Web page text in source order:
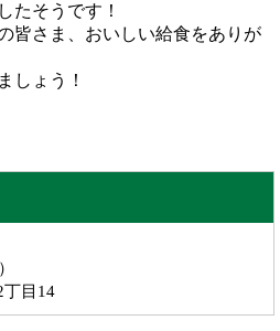
たそうです！
皆さま、おいしい給食をありが
しょう！
目14